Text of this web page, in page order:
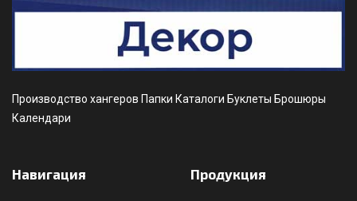
Производство хангеров Папки Каталоги Буклеты Брошюры
Календари
Навигация Продукция